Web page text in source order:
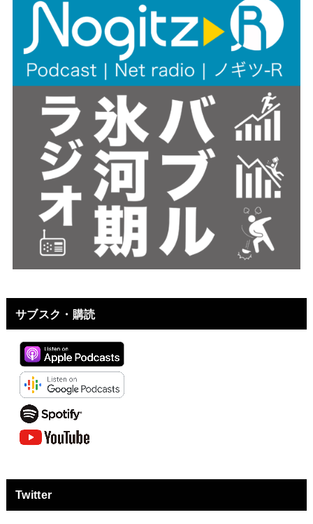
サブスク・購読
Twitter